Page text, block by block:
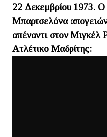
22 Δεκεμβρίου 1973. Ο
Μπαρτσελόνα
απέναντι στον Μιγκέλ
Ατλέτικο Μαδρίτης: